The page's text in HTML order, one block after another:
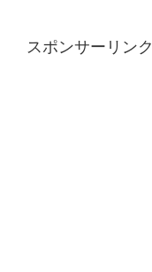
スポンサーリンク